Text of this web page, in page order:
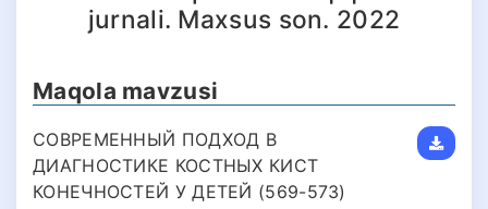
jurnali. Maxsus son. 2022
Maqola mavzusi
СОВРЕМЕННЫЙ ПОДХОД В
ДИАГНОСТИКЕ КОСТНЫХ КИСТ
КОНЕЧНОСТЕЙ У ДЕТЕЙ (569-573)